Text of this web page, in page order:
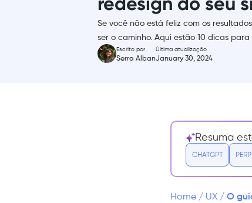
Se você não está feliz com os
ser o caminho. Aqui estão 10 dicas
Escrito por
Serra Alban
Última atualização
January 30, 2024
4- Avaliação dos
5- Desenvolver, implementar
e revisar novamente
6- A prática leva à
Resuma
CHATGPT
Home/ UX/ O